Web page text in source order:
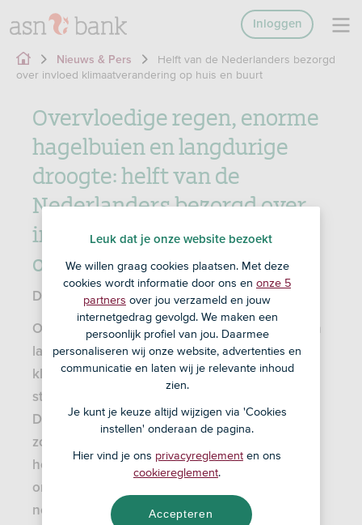
Inloggen
Nieuws & Pers
Helft van de Nederlanders bezorgd
over invloed klimaatverandering op huis en buurt
Overvloedige regen, enorme
hagelbuien en langdurige
droogte: helft van de
Nederlanders bezorgd over
invloed klimaatverandering
op huis en buurt
Den Haag • 26 september 2024
Overvloedige regenval, enorme hagelbuien en
langdurige droogte. Als gevolg van
klimaatverandering krijgen we in Nederland
steeds vaker te maken met
De helft van de Nederlanders maakt zich
zorgen over impact die deze weersextremen
hebben op hun huis en buurt, blijkt uit nieuw
onderzoek van ASN Bank. Maar bij de pakken
neerzitten? Dat is er niet bij: 46% van de
Leuk dat je onze website bezoekt
We willen graag cookies plaatsen. Met deze
cookies wordt informatie door ons en onze 5
partners over jou verzameld en jouw
internetgedrag gevolgd. We maken een
persoonlijk profiel van jou. Daarmee
personaliseren wij onze website, advertenties en
communicatie en laten wij je relevante inhoud
zien.
Je kunt je keuze altijd wijzigen via 'Cookies
instellen' onderaan de pagina.
Hier vind je ons privacyreglement en ons
cookiereglement.
Accepteren